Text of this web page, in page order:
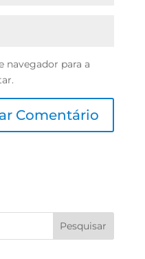
navegador para a
Pesquisar